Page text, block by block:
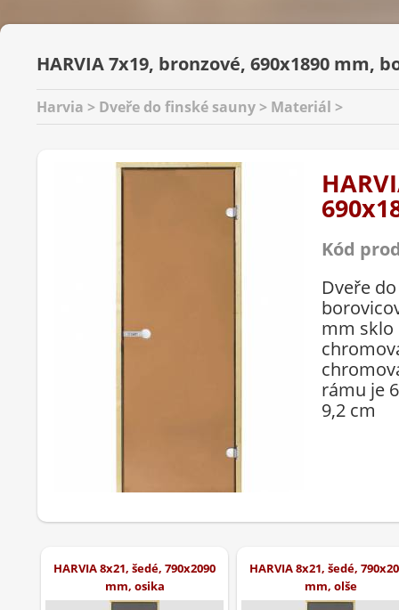
HARVIA 7x19, bronzové, 690x1890 mm,
Harvia > Dveře do finské sauny > Materiál >
Kód
Dveře
mm sklo
rámu je
9,2 cm
HARVIA 8x21, šedé, 790x2090
mm, osika
HARVIA 8x21, šedé,
mm, olše